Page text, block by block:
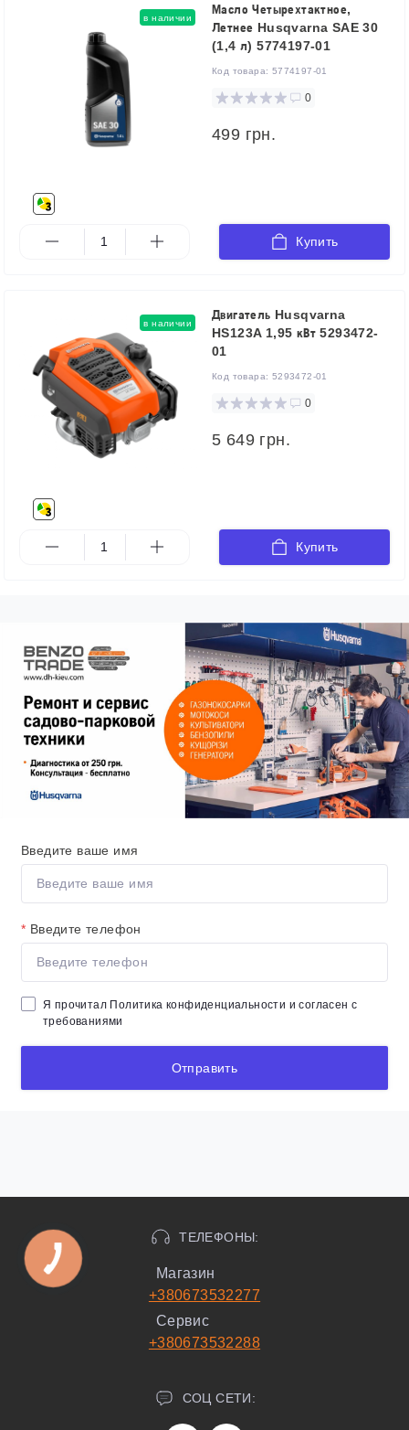
в наличии
Масло Четырехтактное,
Летнее Husqvarna SAE 30
(1,4 л) 5774197-01
Код товара: 5774197-01
0
499 грн.
Купить
в наличии
Двигатель Husqvarna
HS123A 1,95 кВт 5293472-
01
Код товара: 5293472-01
0
5 649 грн.
Купить
Введите ваше имя
* Введите телефон
Я прочитал Политика конфиденциальности и согласен с
требованиями
Отправить
ТЕЛЕФОНЫ:
Магазин
+380673532277
Сервис
+380673532288
СОЦ СЕТИ: